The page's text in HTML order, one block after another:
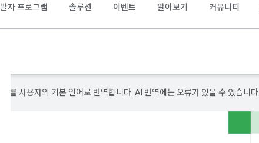
자 프로그램 솔루션 이벤트 알아보기 커뮤니티
를 사용자의 기본 언어로 번역합니다. AI 번역에는 오류가 있을 수 있습니다.